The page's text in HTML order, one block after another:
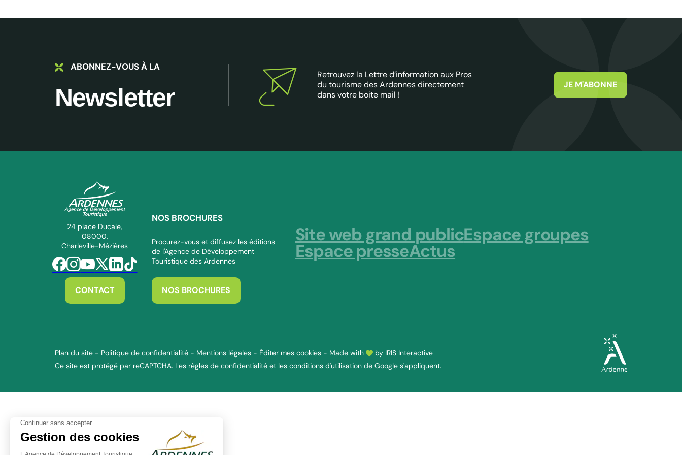
ABONNEZ-VOUS À LA
Newsletter
Retrouvez la Lettre d’information aux Pros
du tourisme des Ardennes directement
dans votre boite mail !
JE M'ABONNE
ADT des Ardennes Pro
24 place Ducale,
08000,
Charleville-Mézières
Suivez-nous sur Facebook
Suivez-nous sur Instagram
Suivez-nous sur Youtube
Suivez-nous sur Twitter
Suivez-nous sur Linkedin
Suivez-nous sur Tiktok
CONTACT
NOS BROCHURES
Procurez-vous et diffusez les éditions
de l'Agence de Développement
Touristique des Ardennes
NOS BROCHURES
Site web grand publicEspace groupes
Espace presseActus
Plan du site - Politique de confidentialité - Mentions légales - Éditer mes cookies - Made with by IRIS Interactive
Ce site est protégé par reCAPTCHA. Les règles de confidentialitéet les conditions d'utilisationde Google s'appliquent.